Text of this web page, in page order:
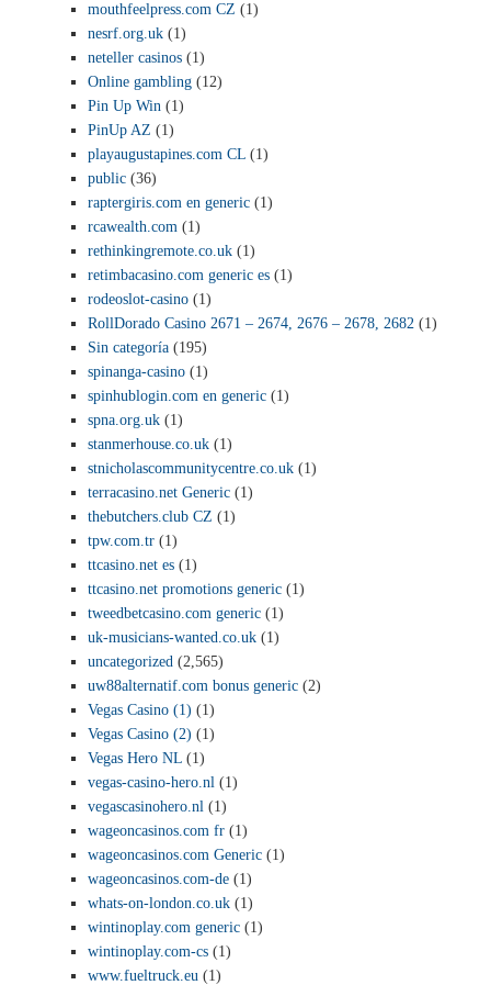
mouthfeelpress.com CZ (1)
nesrf.org.uk (1)
neteller casinos (1)
Online gambling (12)
Pin Up Win (1)
PinUp AZ (1)
playaugustapines.com CL (1)
public (36)
raptergiris.com en generic (1)
rcawealth.com (1)
rethinkingremote.co.uk (1)
retimbacasino.com generic es (1)
rodeoslot-casino (1)
RollDorado Casino 2671 – 2674, 2676 – 2678, 2682 (1)
Sin categoría (195)
spinanga-casino (1)
spinhublogin.com en generic (1)
spna.org.uk (1)
stanmerhouse.co.uk (1)
stnicholascommunitycentre.co.uk (1)
terracasino.net Generic (1)
thebutchers.club CZ (1)
tpw.com.tr (1)
ttcasino.net es (1)
ttcasino.net promotions generic (1)
tweedbetcasino.com generic (1)
uk-musicians-wanted.co.uk (1)
uncategorized (2,565)
uw88alternatif.com bonus generic (2)
Vegas Casino (1) (1)
Vegas Casino (2) (1)
Vegas Hero NL (1)
vegas-casino-hero.nl (1)
vegascasinohero.nl (1)
wageoncasinos.com fr (1)
wageoncasinos.com Generic (1)
wageoncasinos.com-de (1)
whats-on-london.co.uk (1)
wintinoplay.com generic (1)
wintinoplay.com-cs (1)
www.fueltruck.eu (1)